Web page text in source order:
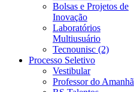
Bolsas e Projetos de
Inovação
Laboratórios
Multiusuário
Tecnounisc (2)
Processo Seletivo
Vestibular
Professor do Amanhã